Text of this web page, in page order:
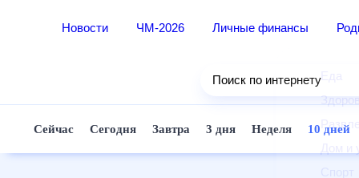
Новости ЧМ-2026 Личные финансы
Поиск по интернету
Сейчас Сегодня Завтра 3 дня Неделя 10